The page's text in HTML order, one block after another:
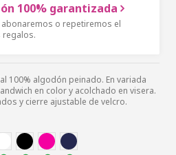
100% garantizada
abonaremos o repetiremos el
regalos.
100% algodón peinado. En variada
en color y acolchado en visera.
y cierre ajustable de velcro.
BLA NEG FUCSI MAR